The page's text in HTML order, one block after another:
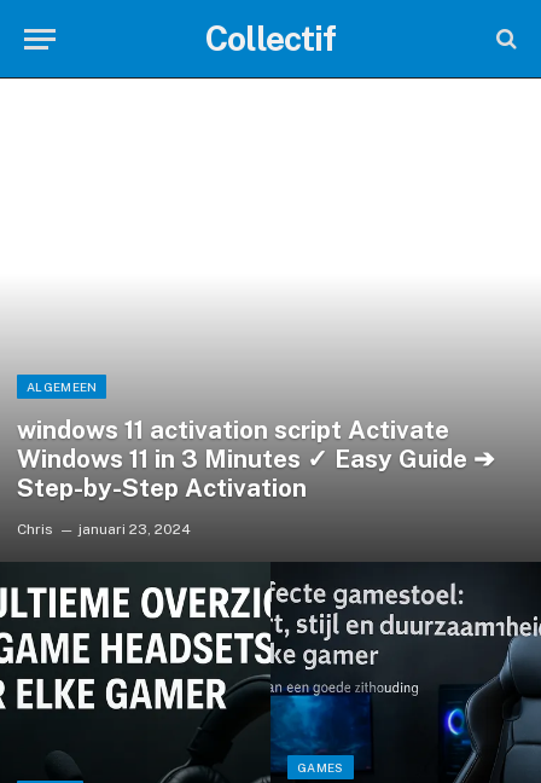
Collectif
ALGEMEEN
windows 11 activation script Activate
Windows 11 in 3 Minutes ✓ Easy Guide ➔
Step-by-Step Activation
Chris januari 23, 2024
GAMES